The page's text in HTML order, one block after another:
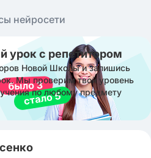
нейросети
урок с репетитором
Новой Школы и запишись
Мы проверим твой уровень
по любому предмету